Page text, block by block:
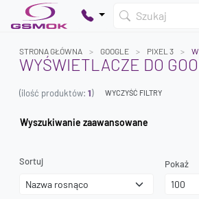
Szukaj
Twój koszyk jest
STRONA GŁÓWNA GOOGLE PIXEL 3
WYŚWIETLACZE DO
(ilość produktów: 1) WYCZYŚĆ FILTRY
Wyszukiwanie zaawansowane
Sortuj Pokaż